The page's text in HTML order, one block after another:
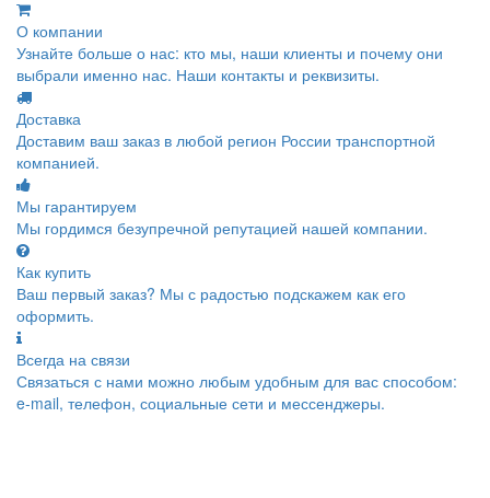
О компании
Узнайте больше о нас: кто мы, наши клиенты и почему они
выбрали именно нас. Наши контакты и реквизиты.
Доставка
Доставим ваш заказ в любой регион России транспортной
компанией.
Мы гарантируем
Мы гордимся безупречной репутацией нашей компании.
Как купить
Ваш первый заказ? Мы с радостью подскажем как его
оформить.
Всегда на связи
Связаться с нами можно любым удобным для вас способом:
e-mail, телефон, социальные сети и мессенджеры.